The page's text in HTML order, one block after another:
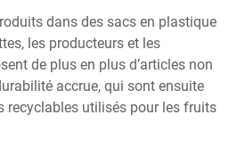
dans des sacs en plastique
les producteurs et les
de plus en plus d’articles non
accrue, qui sont ensuite
recyclables utilisés pour les fruits